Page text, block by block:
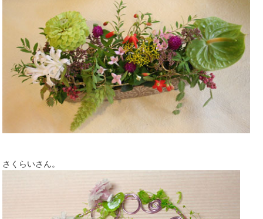
さくらいさん。